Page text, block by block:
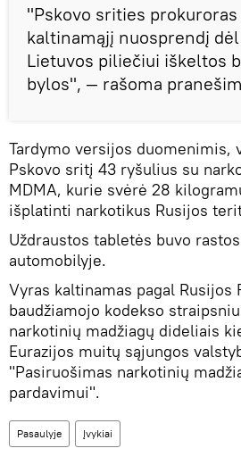
"Pskovo srities
kaltinamąjį nuosprendį
Lietuvos piliečiui iškeltos
bylos", — rašoma
Tardymo versijos duomenimis,
Pskovo sritį 43 ryšulius su
MDMA, kurie svėrė 28
išplatinti narkotikus Rusijos
Uždraustos tabletės buvo
automobilyje.
Vyras kaltinamas pagal Rusijos
baudžiamojo kodekso
narkotinių madžiagų dideliais
Eurazijos muitų sąjungos
"Pasiruošimas narkotinių
pardavimui".
Pasaulyje Įvykiai